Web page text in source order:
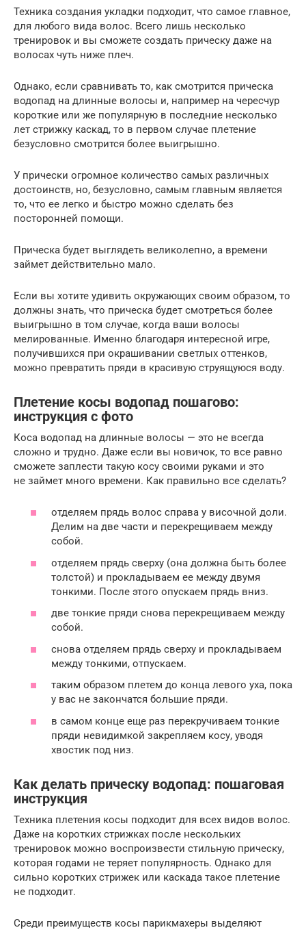
Техника создания укладки подходит, что самое главное,
для любого вида волос. Всего лишь несколько
тренировок и вы сможете создать прическу даже на
волосах чуть ниже плеч.
Однако, если сравнивать то, как смотрится прическа
водопад на длинные волосы и, например на чересчур
короткие или же популярную в последние несколько
лет стрижку каскад, то в первом случае плетение
безусловно смотрится более выигрышно.
У прически огромное количество самых различных
достоинств, но, безусловно, самым главным является
то, что ее легко и быстро можно сделать без
посторонней помощи.
Прическа будет выглядеть великолепно, а времени
займет действительно мало.
Если вы хотите удивить окружающих своим образом, то
должны знать, что прическа будет смотреться более
выигрышно в том случае, когда ваши волосы
мелированные. Именно благодаря интересной игре,
получившихся при окрашивании светлых оттенков,
можно превратить пряди в красивую струящуюся воду.
Плетение косы водопад пошагово:
инструкция с фото
Коса водопад на длинные волосы — это не всегда
сложно и трудно. Даже если вы новичок, то все равно
сможете заплести такую косу своими руками и это
не займет много времени. Как правильно все сделать?
отделяем прядь волос справа у височной доли.
Делим на две части и перекрещиваем между
собой.
отделяем прядь сверху (она должна быть более
толстой) и прокладываем ее между двумя
тонкими. После этого опускаем прядь вниз.
две тонкие пряди снова перекрещиваем между
собой.
снова отделяем прядь сверху и прокладываем
между тонкими, отпускаем.
таким образом плетем до конца левого уха, пока
у вас не закончатся большие пряди.
в самом конце еще раз перекручиваем тонкие
пряди невидимкой закрепляем косу, уводя
хвостик под низ.
Как делать прическу водопад: пошаговая
инструкция
Техника плетения косы подходит для всех видов волос.
Даже на коротких стрижках после нескольких
тренировок можно воспроизвести стильную прическу,
которая годами не теряет популярность. Однако для
сильно коротких стрижек или каскада такое плетение
не подходит.
Среди преимуществ косы парикмахеры выделяют